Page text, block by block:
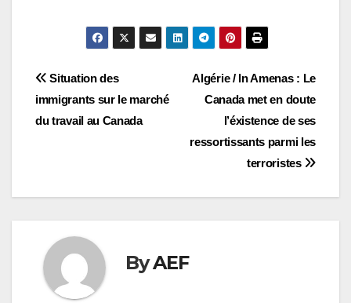
Navigation
de
Algérie / In Amenas : Le
Canada met en doute
l’éxistence de ses
ressortissants parmi les
terroristes
Situation des
immigrants sur le marché
du travail au Canada
ByAEF